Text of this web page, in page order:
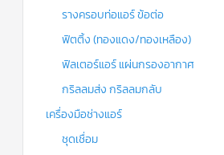
รางครอบท่อแอร์ ข้อต่อ
ฟิตติ้ง (ทองแดง/ทองเหลือง)
ฟิลเตอร์แอร์ แผ่นกรองอากาศ
กริลลมส่ง กริลลมกลับ
เครื่องมือช่างแอร์
ชุดเชื่อม